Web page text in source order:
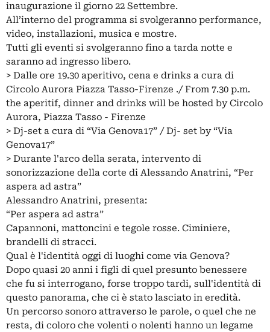
inaugurazione il giorno 22 Settembre.
All’interno del programma si svolgeranno performance,
video, installazioni, musica e mostre.
Tutti gli eventi si svolgeranno fino a tarda notte e
saranno ad ingresso libero.
> Dalle ore 19.30 aperitivo, cena e drinks a cura di
Circolo Aurora Piazza Tasso-Firenze ./ From 7.30 p.m.
the aperitif, dinner and drinks will be hosted by Circolo
Aurora, Piazza Tasso - Firenze
> Dj-set a cura di “Via Genova17” / Dj- set by “Via
Genova17”
> Durante l'arco della serata, intervento di
sonorizzazione della corte di Alessando Anatrini, “Per
aspera ad astra”
Alessandro Anatrini, presenta:
“Per aspera ad astra”
Capannoni, mattoncini e tegole rosse. Ciminiere,
brandelli di stracci.
Qual è l'identità oggi di luoghi come via Genova?
Dopo quasi 20 anni i figli di quel presunto benessere
che fu si interrogano, forse troppo tardi, sull'identità di
questo panorama, che ci è stato lasciato in eredità.
Un percorso sonoro attraverso le parole, o quel che ne
resta, di coloro che volenti o nolenti hanno un legame